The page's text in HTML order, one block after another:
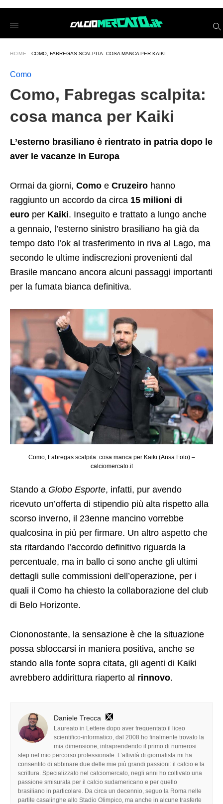
Como%2C+Fabregas+scalpita%3A+cosa+manca+per+Kaiki
/2026/06/15/como-
scalpita-
manca-
kaiki/amp/
HOME COMO, FABREGAS SCALPITA: COSA MANCA PER KAIKI
Como
Como, Fabregas scalpita:
cosa manca per Kaiki
L’esterno brasiliano è rientrato in patria dopo le
aver le vacanze in Europa
Ormai da giorni, Como e Cruzeiro hanno
raggiunto un accordo da circa 15 milioni di
euro per Kaiki. Inseguito e trattato a lungo anche
a gennaio, l’esterno sinistro brasiliano ha già da
tempo dato l’ok al trasferimento in riva al Lago, ma
secondo le ultime indiscrezioni provenienti dal
Brasile mancano ancora alcuni passaggi importanti
per la fumata bianca definitiva.
Como, Fabregas scalpita: cosa manca per Kaiki (Ansa Foto) –
calciomercato.it
Stando a Globo Esporte, infatti, pur avendo
ricevuto un’offerta di stipendio più alta rispetto alla
scorso inverno, il 23enne mancino vorrebbe
qualcosina in più per firmare. Un altro aspetto che
sta ritardando l’accordo definitivo riguarda la
percentuale, ma in ballo ci sono anche gli ultimi
dettagli sulle commissioni dell’operazione, per i
quali il Como ha chiesto la collaborazione del club
di Belo Horizonte.
Ciononostante, la sensazione è che la situazione
possa sbloccarsi in maniera positiva, anche se
stando alla fonte sopra citata, gli agenti di Kaiki
avrebbero addirittura riaperto al rinnovo.
Daniele Trecca
Laureato in Lettere dopo aver frequentato il liceo
scientifico-informatico, dal 2008 ho finalmente trovato la
mia dimensione, intraprendendo il primo di numerosi
step nel mio percorso professionale. L’attività di giornalista mi ha
consentito di abbinare due delle mie più grandi passioni: il calcio e la
scrittura. Specializzato nel calciomercato, negli anni ho coltivato una
passione smisurata per il calcio sudamericano e per quello
brasiliano in particolare. Da circa un decennio, seguo la Roma nelle
partite casalinghe allo Stadio Olimpico, ma anche in alcune trasferte